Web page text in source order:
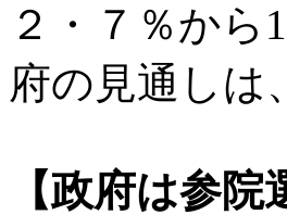
２・７％か
府の見通しは
【政府は参